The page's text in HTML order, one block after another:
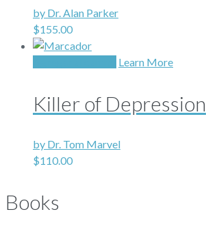
by Dr. Alan Parker
$155.00
Learn More
Killer of Depression
by Dr. Tom Marvel
$110.00
Books